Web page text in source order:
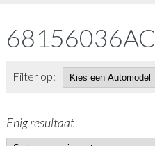
68156036AC
Filter op:
Enig resultaat